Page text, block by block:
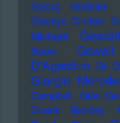
Georg Kreisler
George Clinton
Michael
Soon
Gewalt
D'Agostino Gil
Giorgio
Campbell Glen
Gnarls Barkley